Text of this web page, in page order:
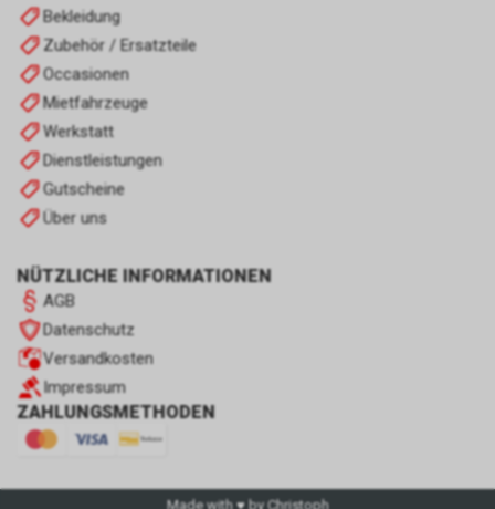
Bekleidung
Zubehör / Ersatzteile
Occasionen
Mietfahrzeuge
Werkstatt
Dienstleistungen
Gutscheine
Über uns
NÜTZLICHE INFORMATIONEN
AGB
Datenschutz
Versandkosten
Impressum
ZAHLUNGSMETHODEN
Made with ♥ by Christoph